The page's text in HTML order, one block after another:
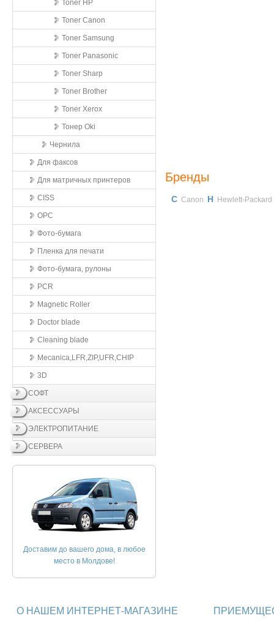
Toner HP
Toner Canon
Toner Samsung
Toner Panasonic
Toner Sharp
Toner Brother
Toner Xerox
Тонер Oki
Чернила
Для факсов
Для матричных принтеров
CISS
OPC
Фото-бумага
Пленка для печати
Фото-бумага, рулоны
PCR
Magnetic Roller
Doctor blade
Cleaning blade
Mecanica,LFR,ZIP,UFR,CHIP
3D
СОФТ
АКСЕССУАРЫ
ЭЛЕКТРОПИТАНИЕ
СЕРВЕРА
Доставим до вашего дома, в любое
место в Молдове!
Бренды
C Canon H Hewlett-Packard
О НАШЕМ ИНТЕРНЕТ-МАГАЗИНЕ